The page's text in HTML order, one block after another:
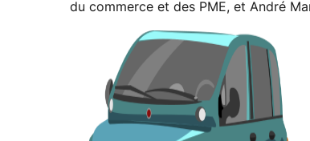
du commerce et des PME, et André